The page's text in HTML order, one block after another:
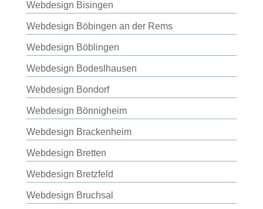
Webdesign Bisingen
Webdesign Böbingen an der Rems
Webdesign Böblingen
Webdesign Bodeslhausen
Webdesign Bondorf
Webdesign Bönnigheim
Webdesign Brackenheim
Webdesign Bretten
Webdesign Bretzfeld
Webdesign Bruchsal